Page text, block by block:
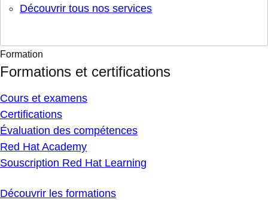
Découvrir tous nos services
Formation
Formations et certifications
Cours et examens
Certifications
Évaluation des compétences
Red Hat Academy
Souscription Red Hat Learning
Découvrir les formations